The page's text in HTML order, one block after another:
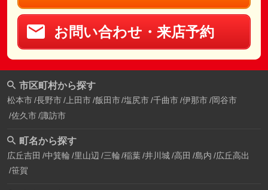
お問い合わせ・来店予約
市区町村から探す
松本市 長野市 上田市 飯田市 塩尻市 千曲市 伊那市 岡谷市
佐久市 諏訪市
町名から探す
広丘吉田 中箕輪 里山辺 三輪 稲葉 井川城 高田 島内 広丘高出
笹賀